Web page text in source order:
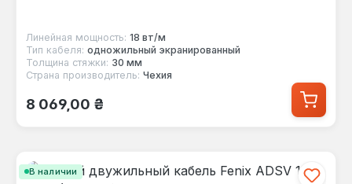
Линейная мощность: 18 вт/м
Тип кабеля: одножильный экранированный
Толщина стяжки: 30 мм
Страна производитель: Чехия
Обычная цена:
8 069,00 ₴
В наличии